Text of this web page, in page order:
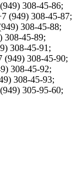
308-45-86;
(949) 308-45-87;
308-45-88;
308-45-89;
308-45-91;
308-45-90;
308-45-92;
308-45-93;
305-95-60;